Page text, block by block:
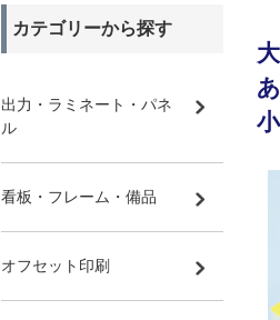
カテゴリーから探す
出力・ラミネート・パネ
ル
看板・フレーム・備品
オフセット印刷